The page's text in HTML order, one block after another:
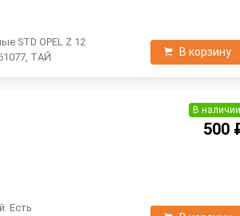
STD OPEL Z 12
ТАЙ
В корзину
Есть
В наличии
500